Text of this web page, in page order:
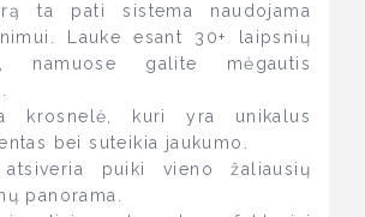
ta pati sistema naudojama
Lauke esant 30+ laipsnių
namuose galite mėgautis
krosnelė, kuri yra unikalus
bei suteikia jaukumo.
puiki vieno žaliausių
panorama.